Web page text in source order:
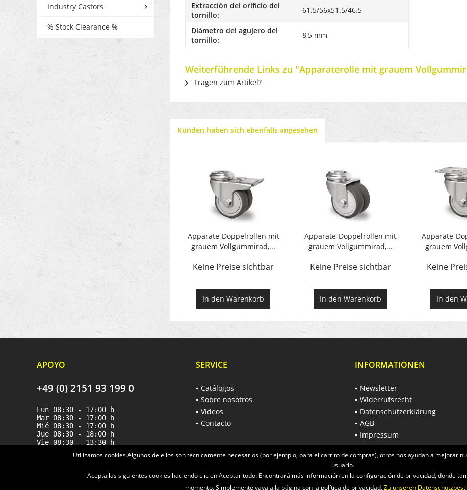
Industry Castors
% Stock Clearance %
Extracción del orificio del
tornillo:
61.5/56x51.5/46.5
Diámetro del agujero del
tornillo:
8,5 mm
Weiterführende Links zu "Apparaterolle mit grauem
Fragen zum Artikel?
Kunden haben sich ebenfalls angesehen
Apparate-Doppelrollen mit
grauem Vollgummirad,...
Keine Preise sichtbar
In den Warenkorb
Apparate-Doppelrollen mit
grauem Vollgummirad,...
Keine Preise sichtbar
In den Warenkorb
Apparate-
grauem
Keine
In den
APOYO
+49 (0) 2151 93 199 0
Lun 08:30 - 17:00 h
Mar 08:30 - 17:00 h
Mié 08:30 - 17:00 h
Jue 08:30 - 18:00 h
Vie 08:30 - 13:30 h
SERVICE
Catálogos
Sobre nosotros
Vídeos
Contacto
INFORMATIONEN
Newsletter
Widerrufsrecht
Datenschutzerklärung
AGB
Impressum
Utilizamos cookies Algunos de ellos son técnicamente necesarios (por ejemplo, para el carrito de compras), otros nos ayudan a mejorar
usuario.
Acepta las siguientes cookies haciendo clic en Aceptar todo. Encontrará más información en la configuración de privacidad, donde
momento. Simplemente vaya a la página con la política de privacidad.Zu unseren